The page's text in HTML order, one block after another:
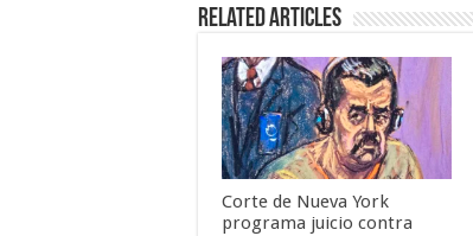
Related Articles
Corte de Nueva York
programa juicio contra